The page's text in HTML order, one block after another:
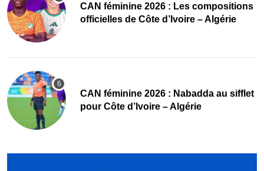
‎CAN féminine 2026 : Les compositions
officielles de Côte d’Ivoire – Algérie
‎CAN féminine 2026 : Nabadda au sifflet
pour Côte d’Ivoire – Algérie